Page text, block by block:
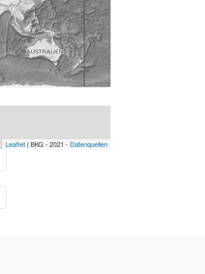
Leaflet | BKG - 2021 - Datenquellen